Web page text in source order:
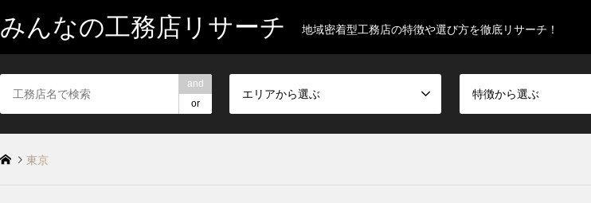
みんなの工務店リサーチ 地域密着型工務店の特徴や選び方を徹底リサーチ！
and
or
エリアから選ぶ 特徴から選ぶ
東京